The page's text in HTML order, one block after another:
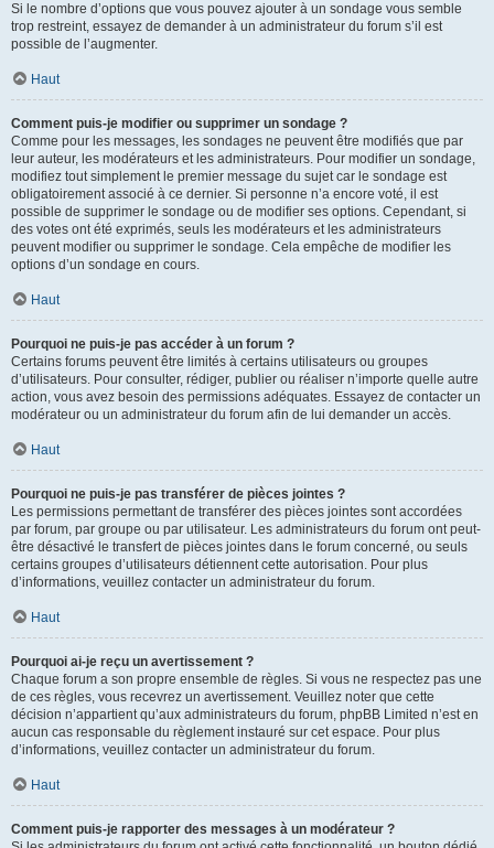
Si le nombre d’options que vous pouvez ajouter à un sondage vous semble
trop restreint, essayez de demander à un administrateur du forum s’il est
possible de l’augmenter.
Haut
Comment puis-je modifier ou supprimer un sondage ?
Comme pour les messages, les sondages ne peuvent être modifiés que par
leur auteur, les modérateurs et les administrateurs. Pour modifier un sondage,
modifiez tout simplement le premier message du sujet car le sondage est
obligatoirement associé à ce dernier. Si personne n’a encore voté, il est
possible de supprimer le sondage ou de modifier ses options. Cependant, si
des votes ont été exprimés, seuls les modérateurs et les administrateurs
peuvent modifier ou supprimer le sondage. Cela empêche de modifier les
options d’un sondage en cours.
Haut
Pourquoi ne puis-je pas accéder à un forum ?
Certains forums peuvent être limités à certains utilisateurs ou groupes
d’utilisateurs. Pour consulter, rédiger, publier ou réaliser n’importe quelle autre
action, vous avez besoin des permissions adéquates. Essayez de contacter un
modérateur ou un administrateur du forum afin de lui demander un accès.
Haut
Pourquoi ne puis-je pas transférer de pièces jointes ?
Les permissions permettant de transférer des pièces jointes sont accordées
par forum, par groupe ou par utilisateur. Les administrateurs du forum ont peut-
être désactivé le transfert de pièces jointes dans le forum concerné, ou seuls
certains groupes d’utilisateurs détiennent cette autorisation. Pour plus
d’informations, veuillez contacter un administrateur du forum.
Haut
Pourquoi ai-je reçu un avertissement ?
Chaque forum a son propre ensemble de règles. Si vous ne respectez pas une
de ces règles, vous recevrez un avertissement. Veuillez noter que cette
décision n’appartient qu’aux administrateurs du forum, phpBB Limited n’est en
aucun cas responsable du règlement instauré sur cet espace. Pour plus
d’informations, veuillez contacter un administrateur du forum.
Haut
Comment puis-je rapporter des messages à un modérateur ?